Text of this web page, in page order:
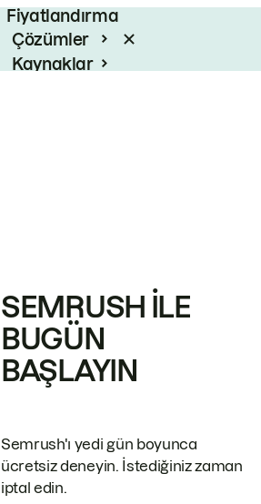
Fiyatlandırma
Çözümler
Kaynaklar
SEMRUSH ILE
BUGÜN
BAŞLAYIN
Semrush'ı yedi gün boyunca
ücretsiz deneyin. İstediğiniz zaman
iptal edin.